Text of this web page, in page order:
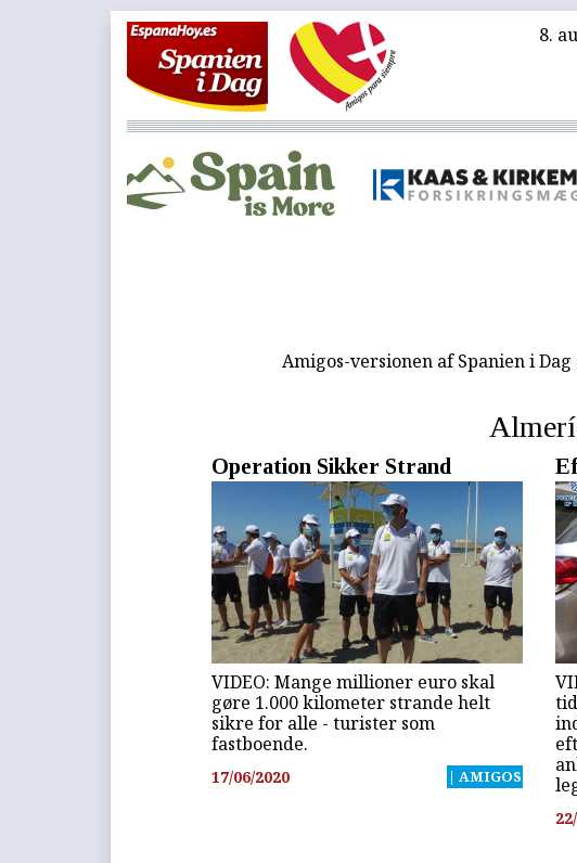
8.
Amigos-versionen af Spanien i
Operation Sikker Strand
VIDEO: Mange millioner euro skal
gøre 1.000 kilometer strande helt
sikre for alle - turister som
fastboende.
17/06/2020 | AMIGOS